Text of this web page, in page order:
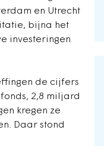
en Utrecht
bijna het
investeringen
de cijfers
2,8 miljard
kregen ze
Daar stond